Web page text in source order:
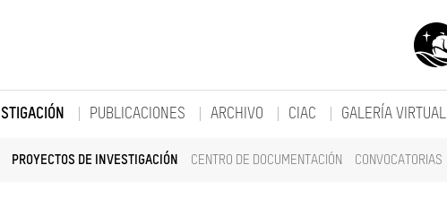
PROYECTOS DE INVESTIGACIÓN CENTRO DE DOCUMENTACIÓN CONVOCATORIAS
PUBLICACIONES ARCHIVO CIAC GALERÍA VIRTUAL